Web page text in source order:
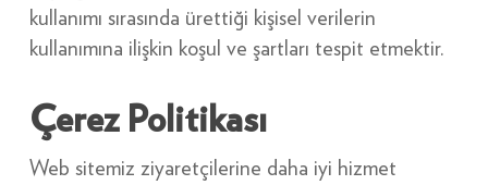
kullanımı sırasında ürettiği kişisel verilerin
kullanımına ilişkin koşul ve şartları tespit etmektir.
Çerez Politikası
Web sitemiz ziyaretçilerine daha iyi hizmet